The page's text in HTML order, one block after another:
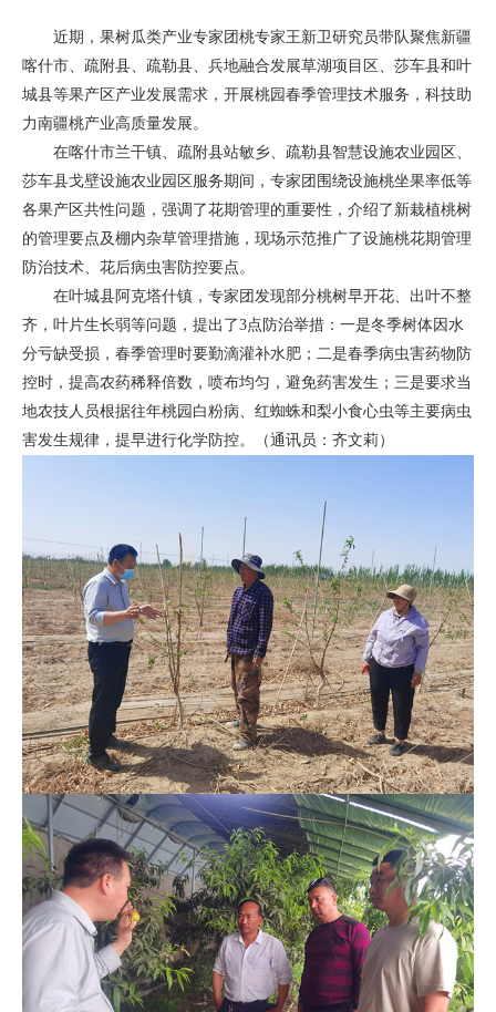
近期，果树瓜类产业专家团桃专家王新卫研究员带队聚焦新疆
喀什市、疏附县、疏勒县、兵地融合发展草湖项目区、莎车县和叶
城县等果产区产业发展需求，开展桃园春季管理技术服务，科技助
力南疆桃产业高质量发展。
在喀什市兰干镇、疏附县站敏乡、疏勒县智慧设施农业园区、
莎车县戈壁设施农业园区服务期间，专家团围绕设施桃坐果率低等
各果产区共性问题，强调了花期管理的重要性，介绍了新栽植桃树
的管理要点及棚内杂草管理措施，现场示范推广了设施桃花期管理
防治技术、花后病虫害防控要点。
在叶城县阿克塔什镇，专家团发现部分桃树早开花、出叶不整
齐，叶片生长弱等问题，提出了3点防治举措：一是冬季树体因水
分亏缺受损，春季管理时要勤滴灌补水肥；二是春季病虫害药物防
控时，提高农药稀释倍数，喷布均匀，避免药害发生；三是要求当
地农技人员根据往年桃园白粉病、红蜘蛛和梨小食心虫等主要病虫
害发生规律，提早进行化学防控。（通讯员：齐文莉）